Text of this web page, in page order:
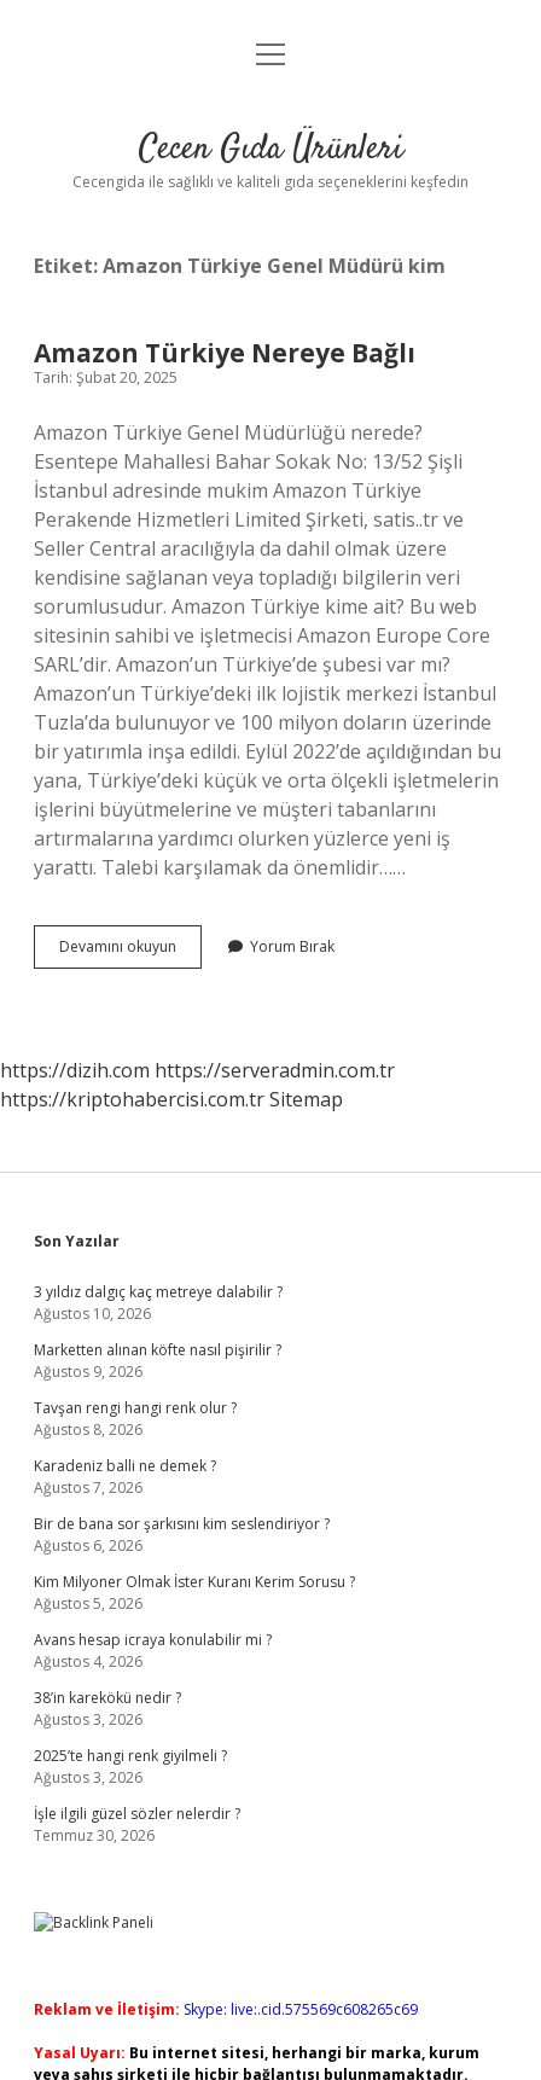
Anasayfa
Yasal Uyarı
menüyü
Cecen Gıda Ürünleri
Cecengida ile sağlıklı ve kaliteli gıda seçeneklerini keşfedin
Etiket:Amazon Türkiye Genel Müdürü kim
Amazon Türkiye Nereye Bağlı
Tarih: Şubat 20, 2025
Amazon Türkiye Genel Müdürlüğü nerede?
Esentepe Mahallesi Bahar Sokak No: 13/52 Şişli
İstanbul adresinde mukim Amazon Türkiye
Perakende Hizmetleri Limited Şirketi, satis..tr ve
Seller Central aracılığıyla da dahil olmak üzere
kendisine sağlanan veya topladığı bilgilerin veri
sorumlusudur. Amazon Türkiye kime ait? Bu web
sitesinin sahibi ve işletmecisi Amazon Europe Core
SARL’dir. Amazon’un Türkiye’de şubesi var mı?
Amazon’un Türkiye’deki ilk lojistik merkezi İstanbul
Tuzla’da bulunuyor ve 100 milyon doların üzerinde
bir yatırımla inşa edildi. Eylül 2022’de açıldığından bu
yana, Türkiye’deki küçük ve orta ölçekli işletmelerin
işlerini büyütmelerine ve müşteri tabanlarını
artırmalarına yardımcı olurken yüzlerce yeni iş
yarattı. Talebi karşılamak da önemlidir……
Devamını okuyun Amazon
Türkiye
Yorum Bırak
https://dizih.com https://serveradmin.com.tr
https://kriptohabercisi.com.trSitemap
Sidebar
Son Yazılar
3 yıldız dalgıç kaç metreye dalabilir ?
Ağustos 10, 2026
Marketten alınan köfte nasıl pişirilir ?
Ağustos 9, 2026
Tavşan rengi hangi renk olur ?
Ağustos 8, 2026
Karadeniz balli ne demek ?
Ağustos 7, 2026
Bir de bana sor şarkısını kim seslendiriyor ?
Ağustos 6, 2026
Kim Milyoner Olmak İster Kuranı Kerim Sorusu ?
Ağustos 5, 2026
Avans hesap icraya konulabilir mi ?
Ağustos 4, 2026
38’in karekökü nedir ?
Ağustos 3, 2026
2025’te hangi renk giyilmeli ?
Ağustos 3, 2026
İşle ilgili güzel sözler nelerdir ?
Temmuz 30, 2026
Reklam ve İletişim: Skype: live:.cid.575569c608265c69
Yasal Uyarı: Bu internet sitesi, herhangi bir marka, kurum
veya şahıs şirketi ile hiçbir bağlantısı bulunmamaktadır.